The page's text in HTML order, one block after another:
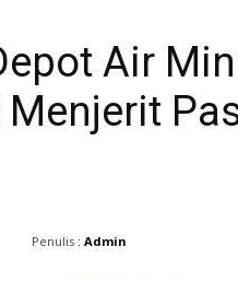
Air
Penulis : Admin